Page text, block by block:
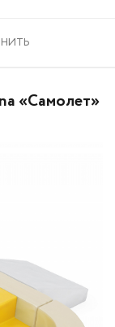
«Самолет»